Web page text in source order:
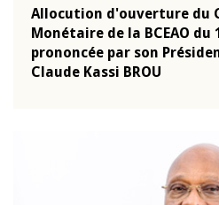
d'ouverture du Comité
de la BCEAO du 10 juin
par son Président
Kassi BROU